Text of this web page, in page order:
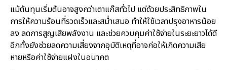
แม้ต้นทุนเริ่มต้นอาจสูงกว่าเตาแก๊สทั่วไป แต่ด้วยประสิทธิภาพใน
การให้ความร้อนที่รวดเร็วและสม่ำเสมอ ทำให้ใช้เวลาปรุงอาหารน้อย
ลง ลดการสูญเสียพลังงาน และช่วยควบคุมค่าใช้จ่ายในระยะยาวได้ดี
อีกทั้งยังช่วยลดความเสี่ยงจากอุบัติเหตุที่อาจก่อให้เกิดความเสีย
หายหรือค่าใช้จ่ายแฝงในอนาคต